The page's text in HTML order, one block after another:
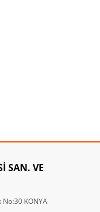
SAN. VE
KONYA